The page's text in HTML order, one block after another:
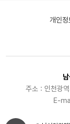
개인
주소 : 인천광
E-